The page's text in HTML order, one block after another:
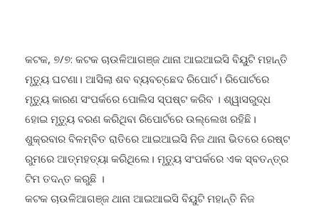
କଟକ, ୭/୭: କଟକ ଚାଉଳିଆଗଞ୍ଜ ଥାନା ଆଇଆଇସି ବିୟୁଟି ମହାନ୍ତି
ମୃତ୍ୟୁ ଘଟଣା। ଆସିଲା ଶବ ବ୍ୟବଚ୍ଛେଦ ରିପୋର୍ଟ। ରିପୋର୍ଟରେ
ମୃତ୍ୟୁ କାରଣ ସଂପର୍କରେ ପୋଲିସ ସ୍ପଷ୍ଟ କରିବ । ଶ୍ୱାସରୁଦ୍ଧ
ହୋଇ ମୃତ୍ୟୁ ବରଣ କରିଥିବା ରିପୋର୍ଟରେ ଉଲ୍ଲେଖ ରହିଛି।
ଶୁକ୍ରବାର ବିଳମ୍ବିତ ରାତିରେ ଆଇଆଇସି ନିଜ ଥାନା ଭିତରେ ରେଷ୍ଟ
ରୁମରେ ଆତ୍ମହତ୍ୟା କରିଥିଲେ। ମୃତ୍ୟୁ ସଂପର୍କରେ ଏକ ସ୍ବତନ୍ତ୍ର
ଟିମ ତଦନ୍ତ କରୁଛି ।
କଟକ ଚାଉଳିଆଗଞ୍ଜ ଥାନା ଆଇଆଇସି ବିୟୁଟି ମହାନ୍ତି ନିଜ